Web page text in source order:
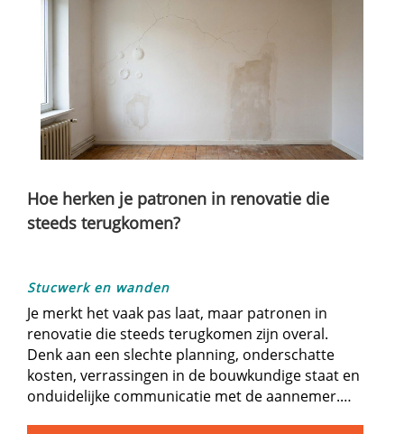
Hoe herken je patronen in renovatie die
steeds terugkomen?
Stucwerk en wanden
Je merkt het vaak pas laat, maar patronen in
renovatie die steeds terugkomen zijn overal.​
Denk aan een slechte planning, onderschatte
kosten, verrassingen in de bouwkundige staat en
onduidelijke communicatie met de aannemer.​…